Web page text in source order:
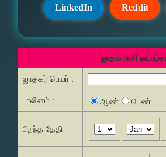
LinkedIn Reddit
ஜாதக ராசி
ஜாதகர் பெயர் :
பாலினம் : ஆண் பெண்
பிறந்த தேதி